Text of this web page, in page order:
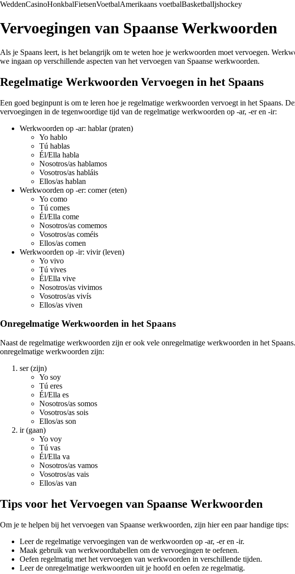
WeddenCasinoHonkbalFietsenVoetbalAmerikaans voetbalBasketbalIjshockey
Vervoegingen van Spaanse Werkwoorden
Als je Spaans leert, is het belangrijk om te weten hoe je werkwoorden moet vervoegen.
we ingaan op verschillende aspecten van het vervoegen van Spaanse werkwoorden.
Regelmatige Werkwoorden Vervoegen in het Spaans
Een goed beginpunt is om te leren hoe je regelmatige werkwoorden vervoegt in het Spaans.
vervoegingen in de tegenwoordige tijd van de regelmatige werkwoorden op -ar, -er en -ir:
Werkwoorden op -ar: hablar (praten)
Yo hablo
Tú hablas
Él/Ella habla
Nosotros/as hablamos
Vosotros/as habláis
Ellos/as hablan
Werkwoorden op -er: comer (eten)
Yo como
Tú comes
Él/Ella come
Nosotros/as comemos
Vosotros/as coméis
Ellos/as comen
Werkwoorden op -ir: vivir (leven)
Yo vivo
Tú vives
Él/Ella vive
Nosotros/as vivimos
Vosotros/as vivís
Ellos/as viven
Onregelmatige Werkwoorden in het Spaans
Naast de regelmatige werkwoorden zijn er ook vele onregelmatige werkwoorden in het
onregelmatige werkwoorden zijn:
ser (zijn)
Yo soy
Tú eres
Él/Ella es
Nosotros/as somos
Vosotros/as sois
Ellos/as son
ir (gaan)
Yo voy
Tú vas
Él/Ella va
Nosotros/as vamos
Vosotros/as vais
Ellos/as van
Tips voor het Vervoegen van Spaanse Werkwoorden
Om je te helpen bij het vervoegen van Spaanse werkwoorden, zijn hier een paar handige tips:
Leer de regelmatige vervoegingen van de werkwoorden op -ar, -er en -ir.
Maak gebruik van werkwoordtabellen om de vervoegingen te oefenen.
Oefen regelmatig met het vervoegen van werkwoorden in verschillende tijden.
Leer de onregelmatige werkwoorden uit je hoofd en oefen ze regelmatig.